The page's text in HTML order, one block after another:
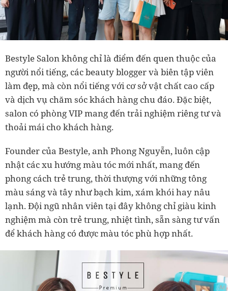
Bestyle Salon không chỉ là điểm đến quen thuộc của
người nổi tiếng, các beauty blogger và biên tập viên
làm đẹp, mà còn nổi tiếng với cơ sở vật chất cao cấp
và dịch vụ chăm sóc khách hàng chu đáo. Đặc biệt,
salon có phòng VIP mang đến trải nghiệm riêng tư và
thoải mái cho khách hàng.
Founder của Bestyle, anh Phong Nguyễn, luôn cập
nhật các xu hướng màu tóc mới nhất, mang đến
phong cách trẻ trung, thời thượng với những tông
màu sáng và tây như bạch kim, xám khói hay nâu
lạnh. Đội ngũ nhân viên tại đây không chỉ giàu kinh
nghiệm mà còn trẻ trung, nhiệt tình, sẵn sàng tư vấn
để khách hàng có được màu tóc phù hợp nhất.